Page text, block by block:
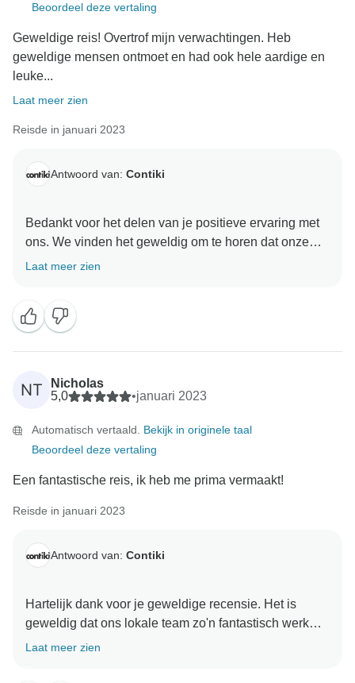
Beoordeel deze vertaling
Geweldige reis! Overtrof mijn verwachtingen. Heb
geweldige mensen ontmoet en had ook hele aardige en
leuke...
Laat meer zien
Reisde in januari 2023
Antwoord van: Contiki
Bedankt voor het delen van je positieve ervaring met
ons. We vinden het geweldig om te horen dat onze
Trip Manager zo'n positieve indruk op je heeft
eens het genoegen zullen hebben om een Contiki-reis
Laat meer zien
NT
Nicholas
5,0
•januari 2023
Automatisch vertaald. Bekijk in originele taal
Beoordeel deze vertaling
Een fantastische reis, ik heb me prima vermaakt!
Reisde in januari 2023
Antwoord van: Contiki
Hartelijk dank voor je geweldige recensie. Het is
geweldig dat ons lokale team zo'n fantastisch werk
heeft geleverd met deze avontuurlijke route en al je
Laat meer zien